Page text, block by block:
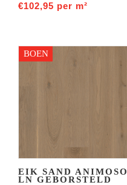
€102,95 per m²
BOEN
EIK SAND ANIMOSO
LN GEBORSTELD